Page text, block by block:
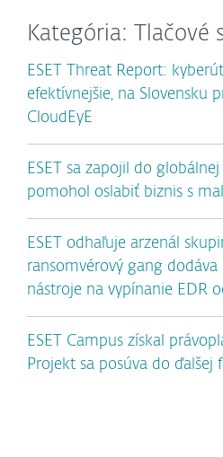
Kategória: Tlačové
ESET Threat Report:
efektívnejšie, na Slovensku
CloudEyE
ESET sa zapojil do
pomohol oslabiť biznis s
ESET odhaľuje arzenál
ransomvérový gang
nástroje na vypínanie EDR
ESET Campus získal
Projekt sa posúva do ďalšej